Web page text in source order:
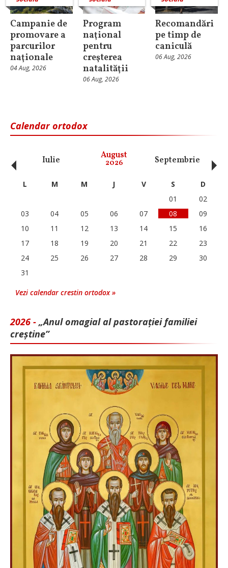
Campanie de
promovare a
parcurilor
naţionale
04 Aug, 2026
Program
naţional
pentru
creşterea
natalităţii
06 Aug, 2026
Recomandări
pe timp de
caniculă
06 Aug, 2026
Calendar ortodox
Iulie August
2026 Septembrie
‹ L M M J V S
D
01
02
03
04 05 06 07 08
09
10
11 12 13 14 15
16
17
18 19 20 21 22
23
24
25 26 27 28 29
30
31
Vezi calendar crestin ortodox »
2026 - „Anul omagial al pastorației familiei
creștine”